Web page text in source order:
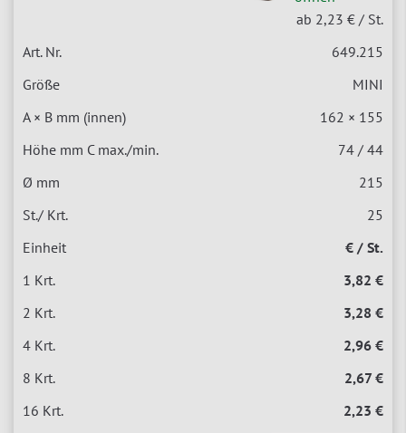
ab 2,23 € / St.
649.215
MINI
162 × 155
74 / 44
215
25
€ / St.
3,82 €
3,28 €
2,96 €
2,67 €
2,23 €